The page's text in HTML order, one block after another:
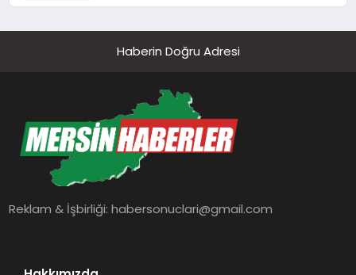
Haberin Doğru Adresi
Reklam & İşbirliği:habersonuclari@gmail.com